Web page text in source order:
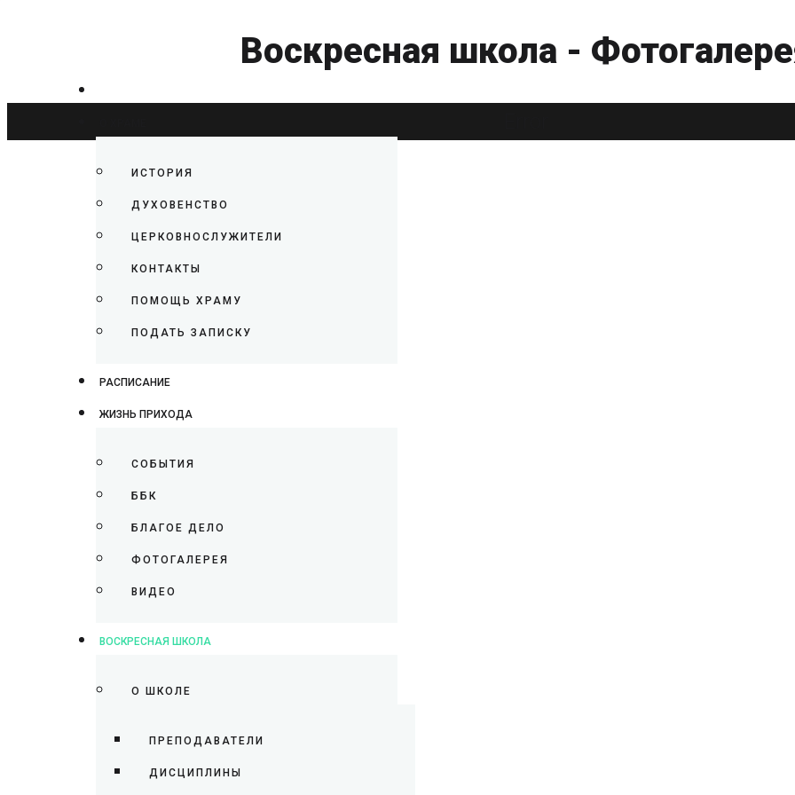
ИСТОРИЯ
ДУХОВЕНСТВО
ЦЕРКОВНОСЛУЖИТЕЛИ
КОНТАКТЫ
ПОМОЩЬ ХРАМУ
ПОДАТЬ ЗАПИСКУ
РАСПИСАНИЕ
ЖИЗНЬ ПРИХОДА
СОБЫТИЯ
ББК
БЛАГОЕ ДЕЛО
ФОТОГАЛЕРЕЯ
ВИДЕО
ВОСКРЕСНАЯ ШКОЛА
О ШКОЛЕ
ПРЕПОДАВАТЕЛИ
ДИСЦИПЛИНЫ
Воскресная школа -